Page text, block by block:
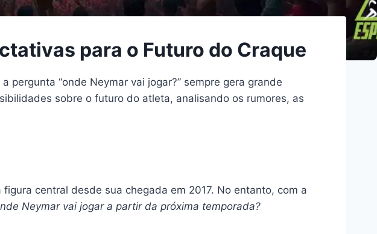
para o Futuro do Craque
“onde Neymar vai jogar?” sempre gera grande
sobre o futuro do atleta, analisando os rumores, as
central desde sua chegada em 2017. No entanto, com a
Neymar vai jogar a partir da próxima temporada?